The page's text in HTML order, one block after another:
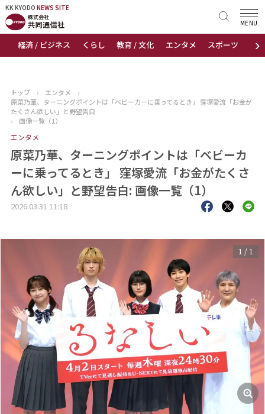
KK KYODO NEWS SITE
›
経済 / ビジネス くらし 教育 / 文化 エンタメ スポーツ 地域
MENU
KK KYODONEWS SITE
トップページ
ニュース
おすすめコンテンツ
出版物
会社概要
トップ › エンタメ
›
原菜乃華、ターニングポイントは「ベビーカーに乗ってるとき」 窪塚愛流「お金が
たくさん欲しい」と野望告白
›
画像一覧（1）
エンタメ
原菜乃華、ターニングポイントは「ベビーカ
ーに乗ってるとき」 窪塚愛流「お金がたくさ
ん欲しい」と野望告白: 画像一覧（1）
2026.03.31 11:18
1 / 1